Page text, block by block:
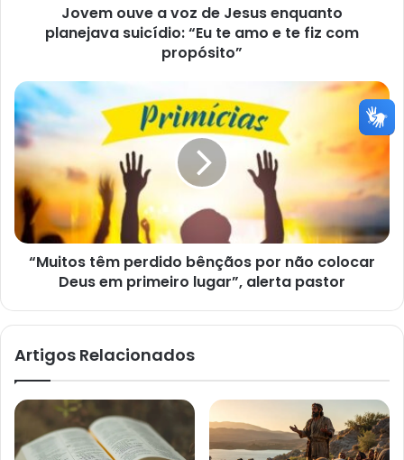
te
fiz
com
propósito”
Jovem ouve a voz de Jesus enquanto
planejava suicídio: “Eu te amo e te fiz com
propósito”
“Muitos
têm
perdido
bênçãos
por
não
colocar
Deus
em
primeiro
“Muitos têm perdido bênçãos por não colocar
Deus em primeiro lugar”, alerta pastor
Artigos Relacionados